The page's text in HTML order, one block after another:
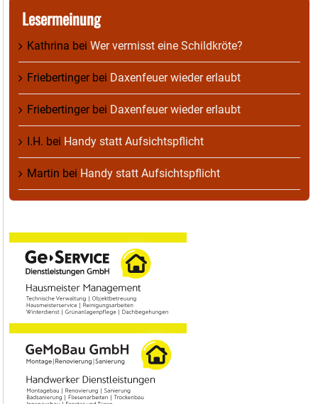
Lesermeinung
Kathrina bei Wer vermisst eine Schildkröte?
Friebertingerbei Daxenfeuer wieder erlaubt
Friebertingerbei Daxenfeuer wieder erlaubt
I.H. bei Handy statt Aufsichtspflicht
Martin bei Handy statt Aufsichtspflicht